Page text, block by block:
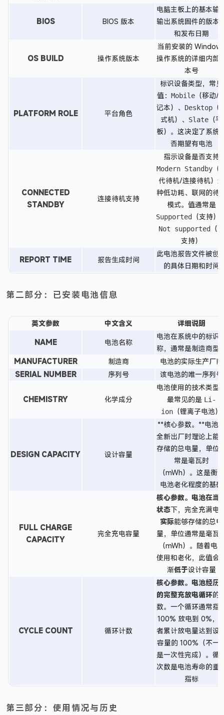
BIOS BIOS 版本
电脑主板上的基本输
输出系统固件的版本
和发布日期
OS BUILD 操作系统版本
当前安装的
操作系统的详细内部
本号
PLATFORM ROLE 平台角色
标识设备类型，常见
值： Mobile （移动/
记本）、 Desktop （
式机）、 Slate （平
板）。这决定了系统
否期望有电池
CONNECTED
STANDBY
连接待机支持
指示设备是否支持
Modern Standby （
代待机/连接待机）这
种低功耗、联网的待
模式。值通常是
Supported （支持）
Not supported
（不
支持）
REPORT TIME
报告生成时间
此电池报告文件被创
的具体日期和时间
第二部分：已安装电池信息
英文参数 中文含义
详细说明
NAME
电池名称
电池在系统中的标识
称，通常是制造商型
MANUFACTURER
制造商
电池的实际生产厂商
SERIAL NUMBER
序列号 该电池的唯一序列号
CHEMISTRY 化学成分
电池使用的技术类型
最常见的是 Li-
ion （锂离子电池）
DESIGN CAPACITY 设计容量
**核心参数。**电池
全新出厂时理论上能
存储的总电量，单位
常是毫瓦时
（mWh）。这是衡量
电池老化程度的基础
FULL CHARGE
CAPACITY
完全充电容量
核心参数。 电池在当
状态下，完全充满电
实际能够存储的总电
量，单位通常是毫瓦
（mWh）。随着电池
使用和老化，此值会
渐低于设计容量
CYCLE COUNT 循环计数
核心参数。 电池经历
的完整充放电循环的
数。一个循环通常指
100% 放电到 0%，
者累计放电量达到设
容量的 100%（不一
是一次性完成）。循
次数是电池寿命的重
指标
第三部分：使用情况与历史